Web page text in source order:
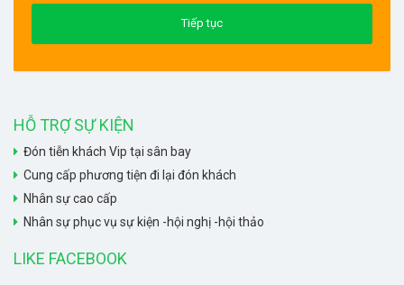
HỖ TRỢ SỰ KIỆN
Đón tiễn khách Vip tại sân bay
Cung cấp phương tiện đi lại đón khách
Nhân sự cao cấp
Nhân sự phục vụ sự kiện -hội nghị -hội thảo
LIKE FACEBOOK